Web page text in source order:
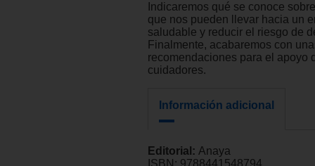
Indicaremos qué se conoce
que nos pueden llevar hacia un
saludable y reducir el riesgo de
Finalmente, acabaremos con
recomendaciones para el apoyo
cuidadores.
Información adicional
Editorial: Anaya